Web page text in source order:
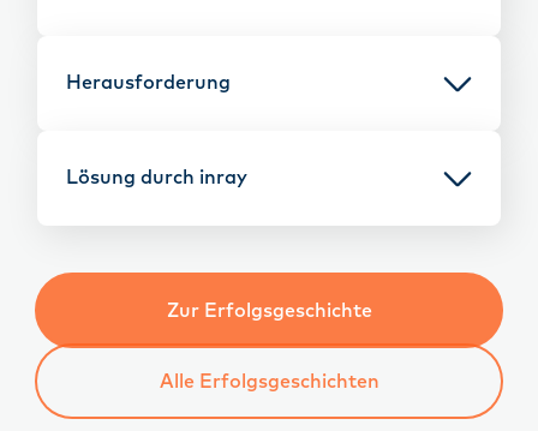
Herausforderung
Lösung durch inray
Zur Erfolgsgeschichte
Alle Erfolgsgeschichten